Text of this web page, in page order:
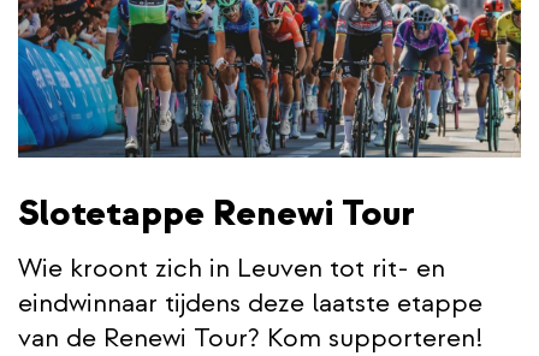
Slotetappe Renewi Tour
Wie kroont zich in Leuven tot rit- en
eindwinnaar tijdens deze laatste etappe
van de Renewi Tour? Kom supporteren!